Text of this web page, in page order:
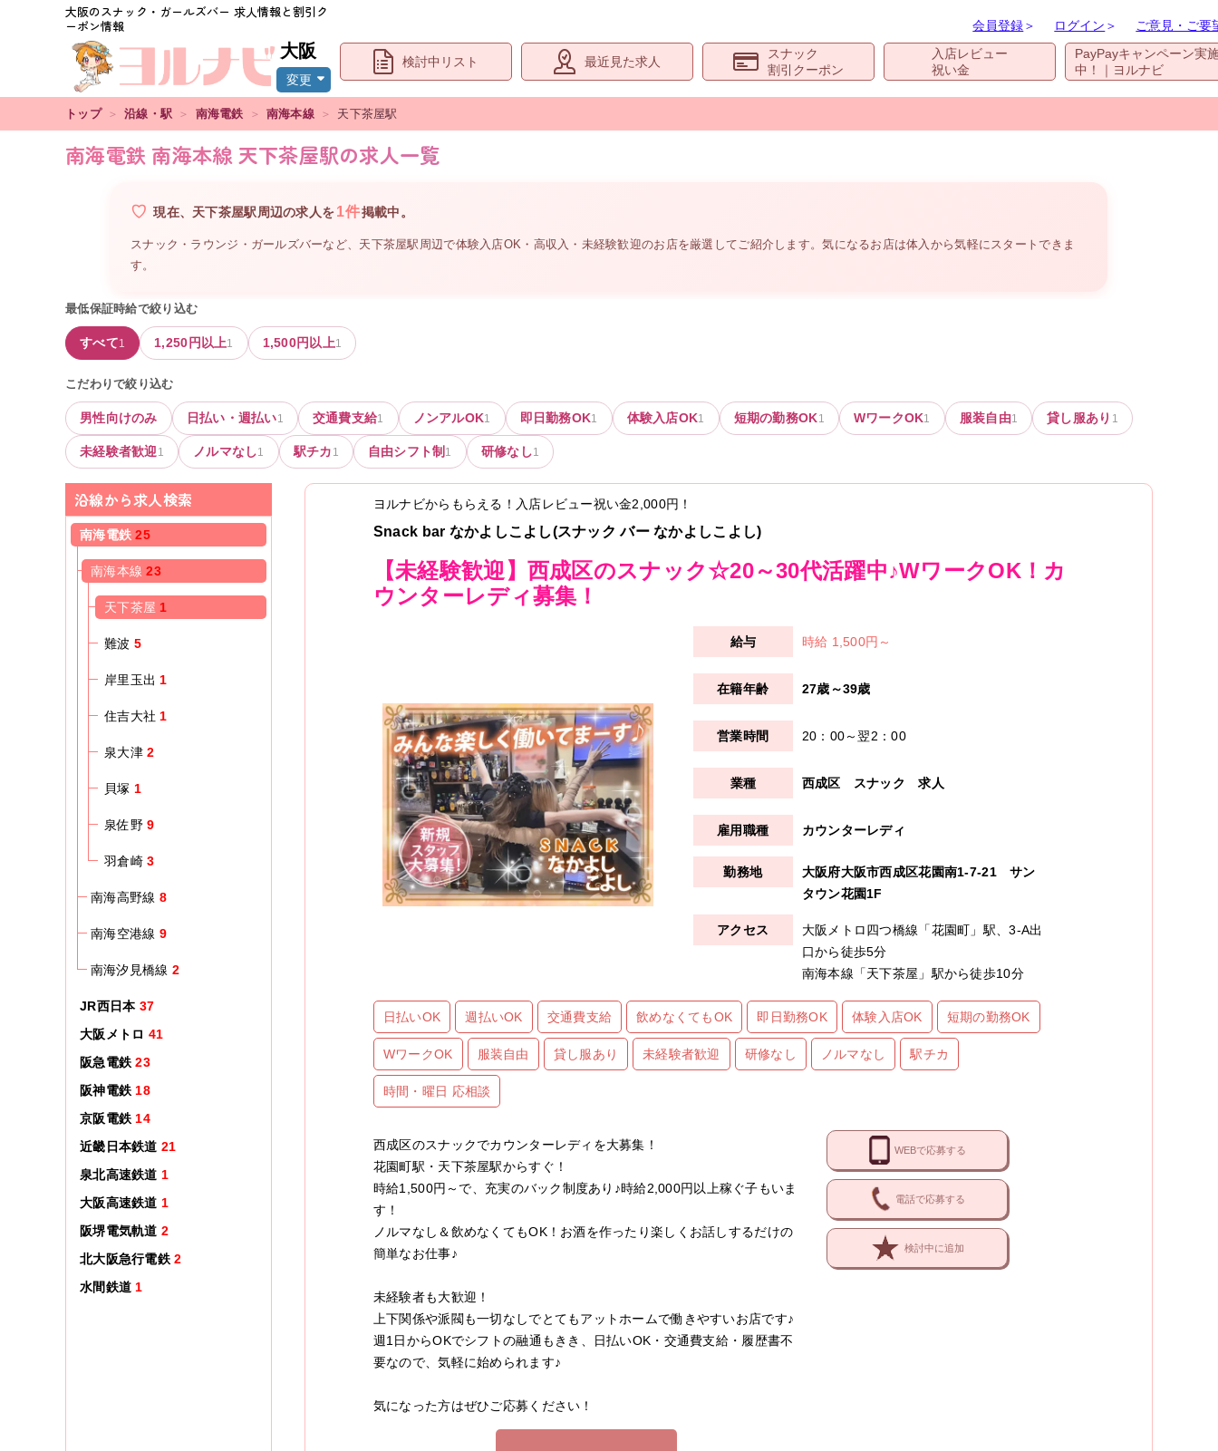
大阪のスナック・ガールズバー 求人情報と割引ク
ーポン情報
大阪
変更
会員登録＞ ログイン ＞ ご意見・ご要
検討中リスト 最近見た求人
スナック
割引クーポン
入店レビュー
祝い金
PayPayキャンペーン実
中！｜ヨルナビ
トップ ＞ 沿線・駅 ＞ 南海電鉄 ＞ 南海本線 ＞ 天下茶屋駅
南海電鉄 南海本線 天下茶屋駅の求人一覧
現在、 天下茶屋駅周辺の求人を1件掲載中。
スナック・ラウンジ・ガールズバーなど、 天下茶屋駅周辺で体験入店OK・高収入・未経験歓迎のお店を厳選してご紹介します。気になるお店は体入から気軽にスタートできま
す。
最低保証時給で絞り込む
すべて1 1,250 円以上1 1,500円以上1
こだわりで絞り込む
男性向けのみ 日払い・週払い1 交通費支給1 ノンアルOK1 即日勤務OK1 体験入店OK1 短期の勤務OK1 WワークOK1 服装自由1 貸し服あり 1
未経験者歓迎 1 ノルマなし1 駅チカ 1 自由シフト制 1 研修なし1
沿線から求人検索
南海電鉄 25
南海本線 23
天下茶屋 1
難波 5
岸里玉出 1
住吉大社 1
泉大津 2
貝塚 1
泉佐野 9
羽倉崎 3
南海高野線 8
南海空港線 9
南海汐見橋線 2
JR西日本 37
大阪メトロ 41
阪急電鉄 23
阪神電鉄 18
京阪電鉄 14
近畿日本鉄道 21
泉北高速鉄道 1
大阪高速鉄道 1
阪堺電気軌道 2
北大阪急行電鉄 2
水間鉄道 1
ヨルナビからもらえる！入店レビュー祝い金2,000円 ！
Snack bar なかよしこよし(スナック バー なかよしこよし)
【未経験歓迎】西成区のスナック☆20～30代活躍中♪WワークOK！カ
ウンターレディ募集！
時給 1,500円～
27歳～39歳
20：00～翌2：00
西成区 スナック 求人
カウンターレディ
大阪府大阪市西成区花園南1-7-21 サン
タウン花園1F
大阪メトロ四つ橋線「花園町」駅、3-A出
口から徒歩5分
南海本線「天下茶屋」駅から徒歩10分
日払いOK 週払いOK 交通費支給 飲めなくてもOK 即日勤務OK 体験入店OK 短期の勤務OK
WワークOK 服装自由 貸し服あり 未経験者歓迎 研修なし ノルマなし 駅チカ
時間・曜日 応相談
西成区のスナックでカウンターレディを大募集！
花園町駅・天下茶屋駅からすぐ！
時給1,500円～で、充実のバック制度あり♪時給2,000円以上稼ぐ子もいま
す！
ノルマなし＆飲めなくてもOK！お酒を作ったり楽しくお話しするだけの
簡単なお仕事♪
未経験者も大歓迎！
上下関係や派閥も一切なしでとてもアットホームで働きやすいお店です♪
週1日からOKでシフトの融通もきき、日払いOK・交通費支給・履歴書不
要なので、気軽に始められます♪
気になった方はぜひご応募ください！
WEBで応募する
電話で応募する
検討中に追加